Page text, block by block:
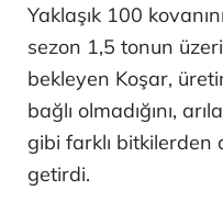
Yaklaşık 100
sezon 1,5 tonun
bekleyen Koşar,
bağlı olmadığını,
gibi farklı bitkilerden
getirdi.